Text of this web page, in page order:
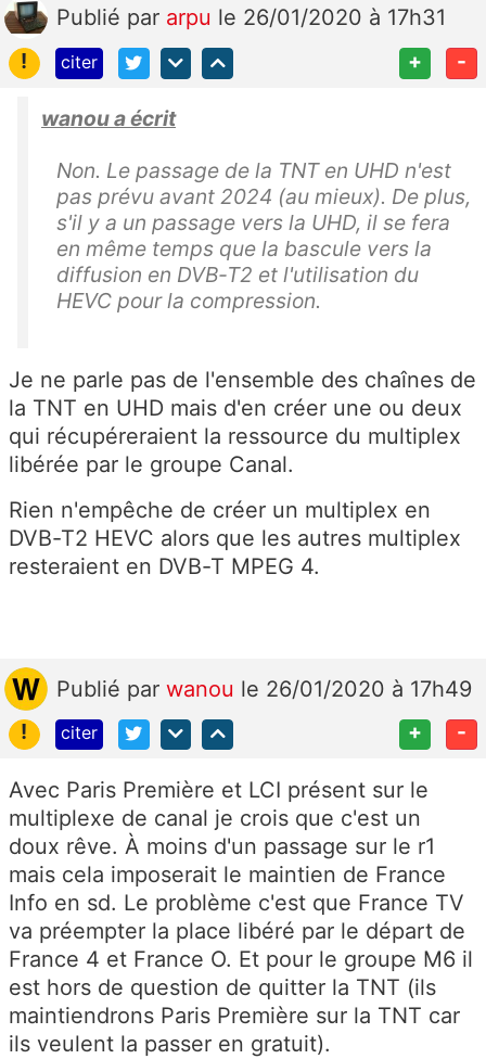
Publié par arpu le 26/01/2020 à 17h31
!
citer + -
wanou a écrit
Non. Le passage de la TNT en UHD n'est
pas prévu avant 2024 (au mieux). De plus,
s'il y a un passage vers la UHD, il se fera
en même temps que la bascule vers la
diffusion en DVB-T2 et l'utilisation du
HEVC pour la compression.
Je ne parle pas de l'ensemble des chaînes de
la TNT en UHD mais d'en créer une ou deux
qui récupéreraient la ressource du multiplex
libérée par le groupe Canal.
Rien n'empêche de créer un multiplex en
DVB-T2 HEVC alors que les autres multiplex
resteraient en DVB-T MPEG 4.
Publié par wanou le 26/01/2020 à 17h49
!
citer + -
Avec Paris Première et LCI présent sur le
multiplexe de canal je crois que c'est un
doux rêve. À moins d'un passage sur le r1
mais cela imposerait le maintien de France
Info en sd. Le problème c'est que France TV
va préempter la place libéré par le départ de
France 4 et France O. Et pour le groupe M6 il
est hors de question de quitter la TNT (ils
maintiendrons Paris Première sur la TNT car
ils veulent la passer en gratuit).